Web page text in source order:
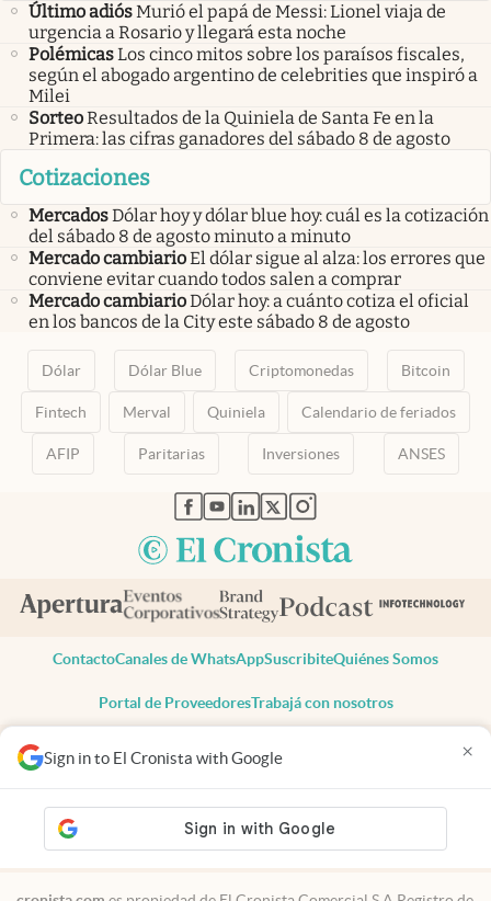
Sign in to El Cronista with Google ×
Último adiósMurió el papá de Messi: Lionel viaja de
urgencia a Rosario y llegará esta noche
PolémicasLos cinco mitos sobre los paraísos fiscales,
según el abogado argentino de celebrities que inspiró a
Milei
SorteoResultados de la Quiniela de Santa Fe en la
Primera: las cifras ganadores del sábado 8 de agosto
Cotizaciones
MercadosDólar hoy y dólar blue hoy: cuál es la cotización
del sábado 8 de agosto minuto a minuto
Mercado cambiarioEl dólar sigue al alza: los errores que
conviene evitar cuando todos salen a comprar
Mercado cambiarioDólar hoy: a cuánto cotiza el oficial
en los bancos de la City este sábado 8 de agosto
Dólar Dólar Blue Criptomonedas Bitcoin
Fintech Merval Quiniela Calendario de feriados
AFIP Paritarias Inversiones ANSES
abre en nueva pestaña
abre en nueva pestaña
abre en nueva pestaña
abre en nueva pestaña
abre en nueva pestaña
ContactoCanales de WhatsAppSuscribiteQuiénes Somos
Portal de ProveedoresTrabajá con nosotros
Todos los derechos reservados
Privacidad
Consentimiento
Tel:+54 11 7078-3270